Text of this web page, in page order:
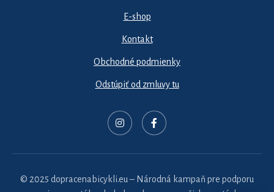
E-shop
Kontakt
Obchodné podmienky
Odstúpiť od zmluvy tu
© 2025 dopracenabicykli.eu – Národná kampaň pre podporu